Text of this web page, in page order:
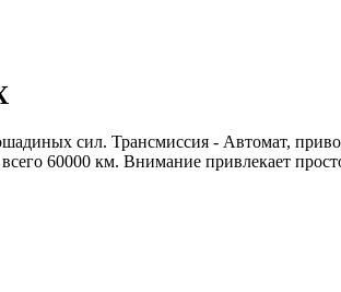
сил. Трансмиссия - Автомат,
60000 км. Внимание привлекает